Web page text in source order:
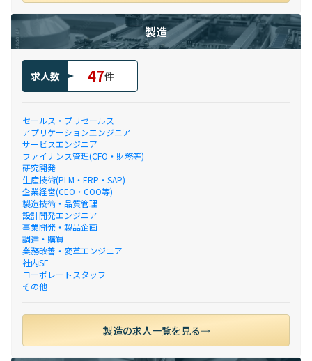
製造
求人数 47件
セールス・プリセールス
アプリケーションエンジニア
サービスエンジニア
ファイナンス管理(CFO・財務等)
研究開発
生産技術(PLM・ERP・SAP)
企業経営(CEO・COO等)
製造技術・品質管理
設計開発エンジニア
事業開発・製品企画
調達・購買
業務改善・変革エンジニア
社内SE
コーポレートスタッフ
その他
製造の求人一覧を見る